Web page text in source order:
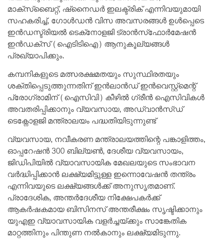
മാക്‌സ്‌ബൈറ്റ്, ഷ്‌നൈഡർ ഇലക്ട്രിക് എന്നിവയുമായി
സഹകരിച്ച്, ഗോൾഡൻ വിസ അവസരങ്ങൾ ഉൾപ്പെടെ
ഇൻഡസ്ട്രിയൽ ടെക്‌നോളജി ട്രാൻസ്‌ഫോർമേഷൻ
ഇൻഡക്‌സ് (ഐടിടിഐ) ആനുകൂല്യങ്ങൾ
പ്രഖ്യാപിക്കും.
കമ്പനികളുടെ മത്സരക്ഷമതയും സുസ്ഥിരതയും
ശക്തിപ്പെടുത്തുന്നതിന് ഇൻലാൻഡ് ഇൻവെസ്റ്റ്‌മെന്റ്
പ്രോഗ്രാമിന് (ഐസിവി) കീഴിൽ ഗ്രീൻ ഐസിവികൾ
അവതരിപ്പിക്കാനും വ്യവസായ, അഡ്വാൻസ്ഡ്
ടെക്നോളജി മന്ത്രാലയം പദ്ധതിയിടുന്നുണ്ട്
വ്യവസായ, നവീകരണ മന്ത്രാലയത്തിന്റെ പങ്കാളിത്തം,
ഓപ്പറേഷൻ 300 ബില്യൺ, ദേശീയ വ്യവസായം,
ജിഡിപിയിൽ വ്യാവസായിക മേഖലയുടെ സംഭാവന
വർദ്ധിപ്പിക്കാൻ ലക്ഷ്യമിട്ടുള്ള ഇന്നൊവേഷൻ തന്ത്രം
എന്നിവയുടെ ലക്ഷ്യങ്ങൾക്ക് അനുസൃതമാണ്.
പ്രാദേശിക, അന്തർദേശീയ നിക്ഷേപകർക്ക്
ആകർഷകമായ ബിസിനസ് അന്തരീക്ഷം സൃഷ്ടിക്കാനും
യുഎഇ വ്യാവസായിക വളർച്ചയ്ക്കും സാങ്കേതിക
മാറ്റത്തിനും പിന്തുണ നൽകാനും ലക്ഷ്യമിടുന്നു.